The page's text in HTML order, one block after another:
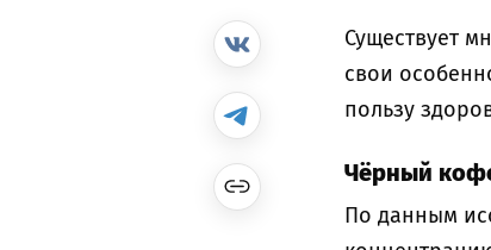
Существует
свои
пользу
Чёрный
По данным